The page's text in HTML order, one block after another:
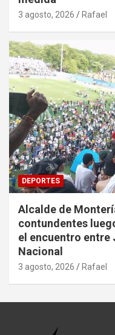
3 agosto, 2026 Rafael
DEPORTES
Alcalde de
contundentes
el encuentro entre
Nacional
3 agosto, 2026 Rafael